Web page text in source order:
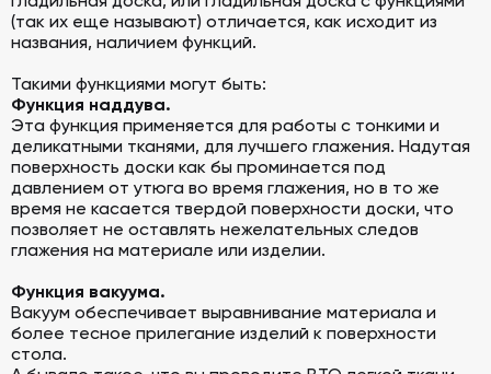
(так их еще называют) отличается, как исходит из
названия, наличием функций.
Такими функциями могут быть:
Функция наддува.
Эта функция применяется для работы с тонкими и
деликатными тканями, для лучшего глажения. Надутая
поверхность доски как бы проминается под
давлением от утюга во время глажения, но в то же
время не касается твердой поверхности доски, что
позволяет не оставлять нежелательных следов
глажения на материале или изделии. ⠀
Функция вакуума.
Вакуум обеспечивает выравнивание материала и
более тесное прилегание изделий к поверхности
стола. ⠀